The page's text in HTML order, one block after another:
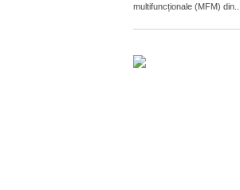
multifuncționale (MFM) din...